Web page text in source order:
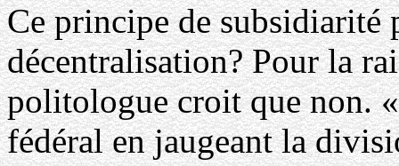
Ce principe de
décentralisation? Pour la
politologue croit que non.
fédéral en jaugeant la